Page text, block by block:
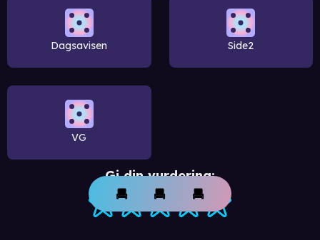
Dagsavisen Side2
VG
Gi din vurdering: